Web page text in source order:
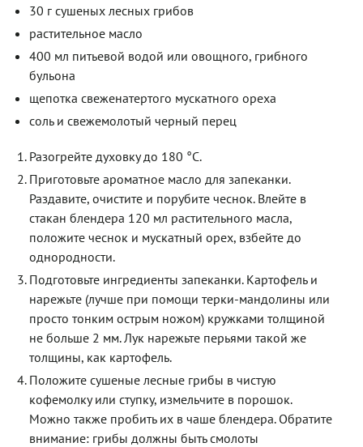
30 г сушеных лесных грибов
растительное масло
400 мл питьевой водой или овощного, грибного
бульона
щепотка свеженатертого мускатного ореха
соль и свежемолотый черный перец
Разогрейте духовку до 180 °С.
Приготовьте ароматное масло для запеканки.
Раздавите, очистите и порубите чеснок. Влейте в
стакан блендера 120 мл растительного масла,
положите чеснок и мускатный орех, взбейте до
однородности.
Подготовьте ингредиенты запеканки. Картофель и
нарежьте (лучше при помощи терки-мандолины или
просто тонким острым ножом) кружками толщиной
не больше 2 мм. Лук нарежьте перьями такой же
толщины, как картофель.
Положите сушеные лесные грибы в чистую
кофемолку или ступку, измельчите в порошок.
Можно также пробить их в чаше блендера. Обратите
внимание: грибы должны быть смолоты